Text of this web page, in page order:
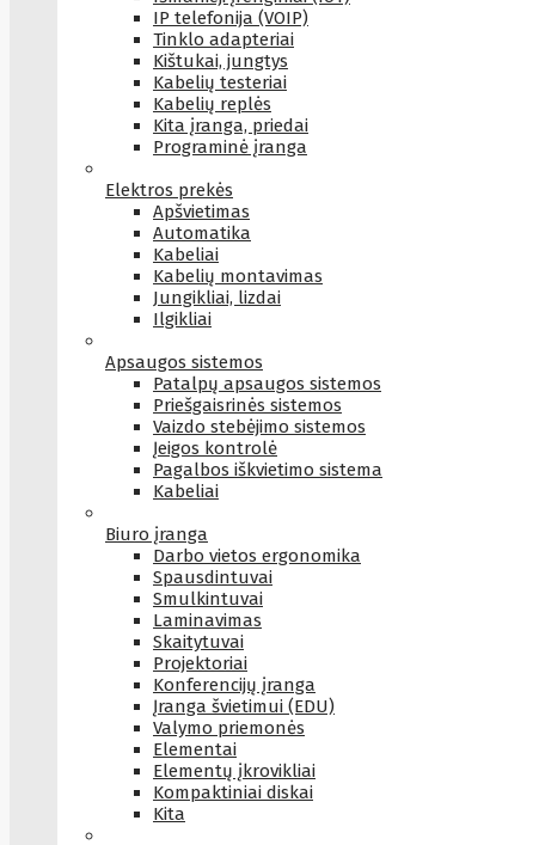
IP telefonija (VOIP)
Tinklo adapteriai
Kištukai, jungtys
Kabelių testeriai
Kabelių replės
Kita įranga, priedai
Programinė įranga
Elektros prekės
Apšvietimas
Automatika
Kabeliai
Kabelių montavimas
Jungikliai, lizdai
Ilgikliai
Apsaugos sistemos
Patalpų apsaugos sistemos
Priešgaisrinės sistemos
Vaizdo stebėjimo sistemos
Įeigos kontrolė
Pagalbos iškvietimo sistema
Kabeliai
Biuro įranga
Darbo vietos ergonomika
Spausdintuvai
Smulkintuvai
Laminavimas
Skaitytuvai
Projektoriai
Konferencijų įranga
Įranga švietimui (EDU)
Valymo priemonės
Elementai
Elementų įkrovikliai
Kompaktiniai diskai
Kita